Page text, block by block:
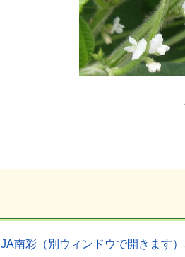
JA南彩（別ウィンドウで開きます）